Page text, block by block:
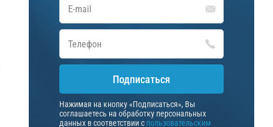
Подписаться
Нажимая на кнопку «Подписаться», Вы
соглашаетесь на обработку персональных
данных в соответствии с пользовательским